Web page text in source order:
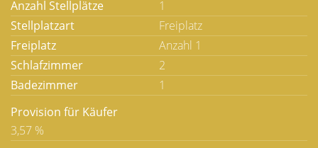
Anzahl Stellplätze
1
Stellplatzart
Freiplatz
Freiplatz
Anzahl 1
Schlafzimmer
2
Badezimmer
1
Provision für Käufer
3,57 %